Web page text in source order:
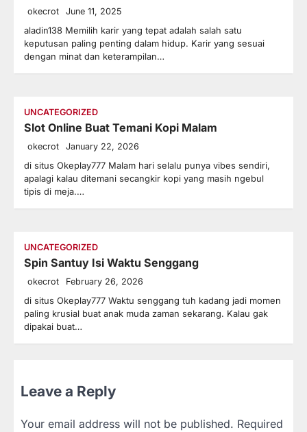
okecrot June 11, 2025
aladin138 Memilih karir yang tepat adalah salah satu
keputusan paling penting dalam hidup. Karir yang sesuai
dengan minat dan keterampilan…
UNCATEGORIZED
Slot Online Buat Temani Kopi Malam
okecrot January 22, 2026
di situs Okeplay777 Malam hari selalu punya vibes sendiri,
apalagi kalau ditemani secangkir kopi yang masih ngebul
tipis di meja.…
UNCATEGORIZED
Spin Santuy Isi Waktu Senggang
okecrot February 26, 2026
di situs Okeplay777 Waktu senggang tuh kadang jadi momen
paling krusial buat anak muda zaman sekarang. Kalau gak
dipakai buat…
Leave a Reply
Your email address will not be published. Required